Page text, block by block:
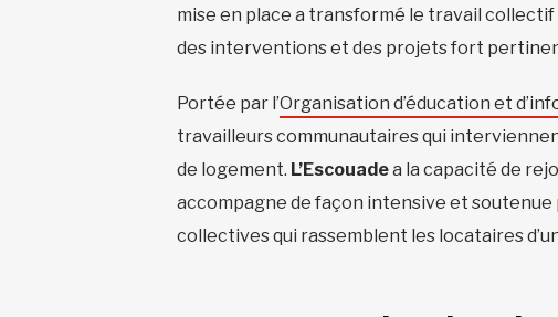
mise en place a transformé le travail
des interventions et des projets fort
Portée par l’Organisation d’éducation et
travailleurs communautaires qui
de logement. L’Escouadea la capacité de
accompagne de façon intensive et
collectives qui rassemblent les locataires